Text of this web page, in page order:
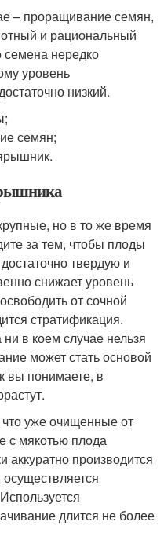
– проращивание семян,
и рациональный
семена нередко
уровень
низкий.
семян;
но в то же время
за тем, чтобы плоды
твердую и
снижает уровень
от сочной
стратификация.
в коем случае нельзя
может стать основой
вы понимаете, в
уже очищенные от
с мякотью плода
аккуратно производится
длится не более